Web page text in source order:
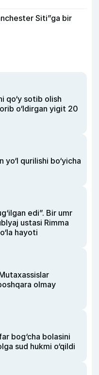
Siti”ga bir
qo‘y sotib olish
o‘ldirgan yigit 20
qurilishi bo‘yicha
edi”. Bir umr
ustasi Rimma
hayoti
olmay
bog‘cha bolasini
sud hukmi o‘qildi